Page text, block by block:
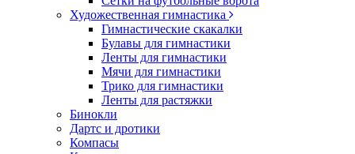
Художественная гимнастика
Гимнастические скакалки
Булавы для гимнастики
Ленты для гимнастики
Мячи для гимнастики
Трико для гимнастики
Ленты для растяжки
Бинокли
Дартс и дротики
Компасы